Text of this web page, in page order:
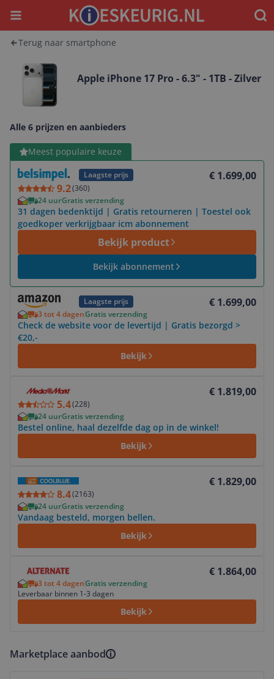
Menu
Terug naar smartphone
Apple iPhone 17 Pro - 6.3" - 1TB - Zilver
Alle 6 prijzen en aanbieders
Meest populaire keuze
Laagste prijs
9.2(360)
€ 1.699,00
24 uurGratis verzending
31 dagen bedenktijd | Gratis retourneren | Toestel ook
goedkoper verkrijgbaar icm abonnement
Bekijk product
Bekijk abonnement
Bekijk product
Laagste prijs € 1.699,00
3 tot 4 dagenGratis verzending
Check de website voor de levertijd | Gratis bezorgd >
€20,-
Bekijk
Bekijk product
5.4(228)
€ 1.819,00
24 uurGratis verzending
Bestel online, haal dezelfde dag op in de winkel!
Bekijk
8.4(2163)
€ 1.829,00
24 uurGratis verzending
Vandaag besteld, morgen bellen.
Bekijk
€ 1.864,00
3 tot 4 dagenGratis verzending
Leverbaar binnen 1-3 dagen
Bekijk
Marketplace aanbod